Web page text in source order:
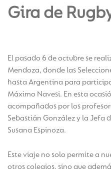
Gira de
El pasado 6 de octubre se
Mendoza, donde las
hasta Argentina para
Máximo Navesi. En esta
acompañados por los
Sebastián González y la Jefa
Susana Espinoza.
Este viaje no solo permite a
otros colegios, sino que